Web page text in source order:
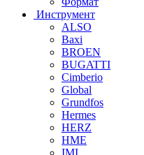
Инструмент
ALSO
Baxi
BROEN
BUGATTI
Cimberio
Global
Grundfos
Hermes
HERZ
HME
IMI